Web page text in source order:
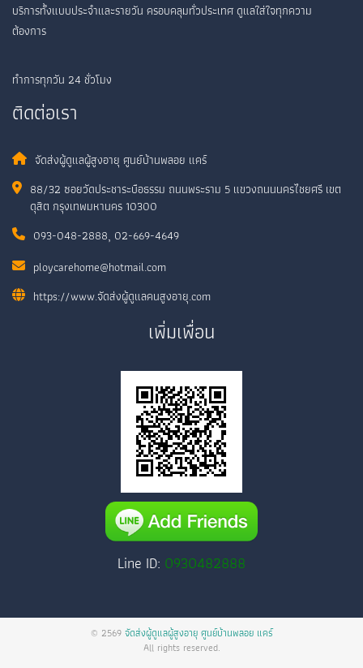
บริการทั้งแบบประจำและรายวัน ครอบคลุมทั่วประเทศ ดูแลใส่ใจทุกความ
ต้องการ
ทำการทุกวัน 24 ชั่วโมง
ติดต่อเรา
จัดส่งผู้ดูแลผู้สูงอายุ ศูนย์บ้านพลอย แคร์
88/32 ซอยวัดประชาระบือธรรม ถนนพระราม 5 แขวงถนนนครไชยศรี เขต
ดุสิต กรุงเทพมหานคร 10300
093-048-2888, 02-669-4649
ploycarehome@hotmail.com
https://www.จัดส่งผู้ดูแลคนสูงอายุ.com
เพิ่มเพื่อน
Line ID: 0930482888
© 2569 จัดส่งผู้ดูแลผู้สูงอายุ ศูนย์บ้านพลอย แคร์
All rights reserved.